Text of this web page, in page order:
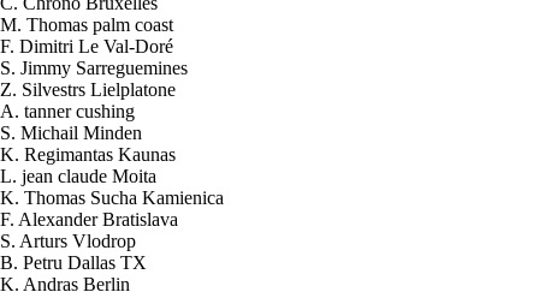
M. Thomas palm coast
F. Dimitri Le Val-Doré
S. Jimmy Sarreguemines
Z. Silvestrs Lielplatone
A. tanner cushing
S. Michail Minden
K. Regimantas Kaunas
L. jean claude Moita
K. Thomas Sucha Kamienica
F. Alexander Bratislava
S. Arturs Vlodrop
B. Petru Dallas TX
K. Andras Berlin
2026-08-05 10:16:00
1x HEC–Chip für autos
Land > USA